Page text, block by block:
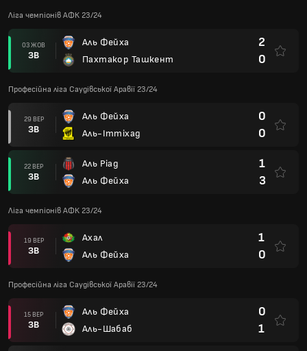
Ліга чемпіонів АФК 23/24
03 ЖОВ
ЗВ
Аль Фейха
Пахтакор Ташкент
2
0
Професійна ліга Саудівської Аравії 23/24
29 ВЕР
ЗВ
Аль Фейха
Аль-Іттіхад
0
0
22 ВЕР
ЗВ
Аль Ріад
Аль Фейха
1
3
Ліга чемпіонів АФК 23/24
19 ВЕР
ЗВ
Ахал
Аль Фейха
1
0
Професійна ліга Саудівської Аравії 23/24
15 ВЕР
ЗВ
Аль Фейха
Аль-Шабаб
0
1